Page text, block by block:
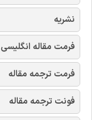
نشریه
فرمت مقاله انگلیسی
فرمت ترجمه مقاله
فونت ترجمه مقاله